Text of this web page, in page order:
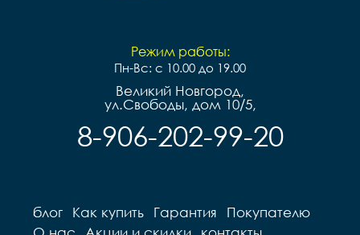
Режим работы:
Пн-Вс: с 10.00 до 19.00
Великий Новгород,
ул.Свободы, дом 10/5,
8-906-202-99-20
блог Как купить Гарантия
Покупателю